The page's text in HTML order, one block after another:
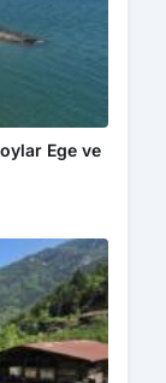
Ege ve